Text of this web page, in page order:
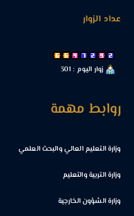
عداد الزوار
زوار اليوم : 301
روابط مهمة
وزارة التعليم العالي والبحث العلمي
وزارة التربية والتعليم
وزارة الشؤون الخارجية